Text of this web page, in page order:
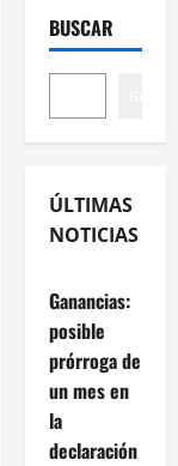
BUSCAR
ÚLTIMAS
NOTICIAS
Ganancias:
posible
prórroga de
un mes en
la
declaración